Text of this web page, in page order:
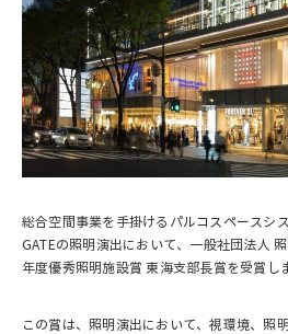
総合空間事業を手掛けるパルコスペースシ
GATEの照明演出において、一般社団法人
年度優秀照明施設賞 東海支部長賞を受賞し
この賞は、照明演出において、視環境、照